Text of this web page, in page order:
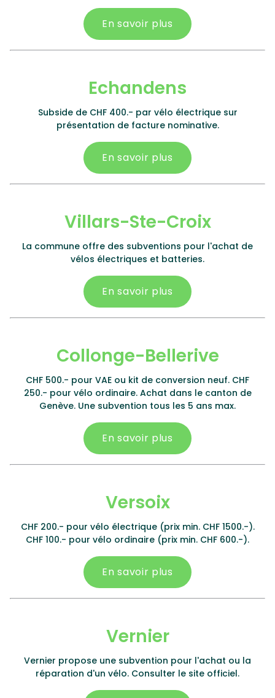
En savoir plus
Echandens
Subside de CHF 400.- par vélo électrique sur
présentation de facture nominative.
En savoir plus
Villars-Ste-Croix
La commune offre des subventions pour l'achat de
vélos électriques et batteries.
En savoir plus
Collonge-Bellerive
CHF 500.- pour VAE ou kit de conversion neuf. CHF
250.- pour vélo ordinaire. Achat dans le canton de
Genève. Une subvention tous les 5 ans max.
En savoir plus
Versoix
CHF 200.- pour vélo électrique (prix min. CHF 1500.-).
CHF 100.- pour vélo ordinaire (prix min. CHF 600.-).
En savoir plus
Vernier
Vernier propose une subvention pour l'achat ou la
réparation d'un vélo. Consulter le site officiel.